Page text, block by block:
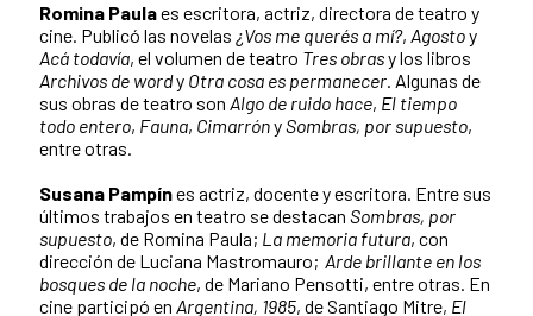
Romina Paulaes escritora, actriz, directora de teatro y
cine. Publicó las novelas ¿Vos me querés a mí?, Agostoy
Acá todavía, el volumen de teatro Tres obrasy los libros
Archivos de wordy Otra cosa es permanecer. Algunas de
sus obras de teatro son Algo de ruido hace, El tiempo
todo entero, Fauna, CimarrónySombras, por supuesto,
entre otras.
Susana Pampínes actriz, docente y escritora. Entre sus
últimos trabajos en teatro se destacan Sombras, por
supuesto, de Romina Paula; La memoria futura, con
dirección de Luciana Mastromauro; Arde brillante en los
bosques de la noche, de Mariano Pensotti, entre otras. En
cine participó en Argentina, 1985, de Santiago Mitre, El